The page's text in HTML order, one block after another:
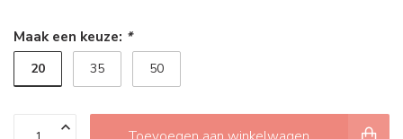
Maak een keuze: *
20 35 50